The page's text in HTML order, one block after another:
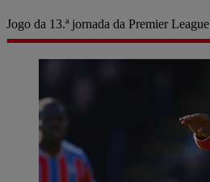
Jogo da 13.ª jornada da Premier League